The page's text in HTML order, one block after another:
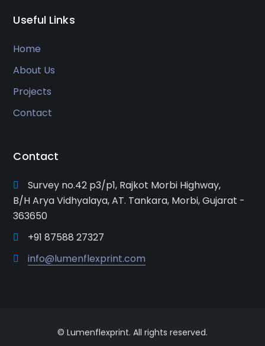
Useful Links
Home
About Us
Projects
Contact
Contact
Survey no.42 p3/p1, Rajkot Morbi Highway,
B/H Arya Vidhyalaya, AT. Tankara, Morbi, Gujarat -
363650
+91 87588 27327
info@lumenflexprint.com
© Lumenflexprint. All rights reserved.